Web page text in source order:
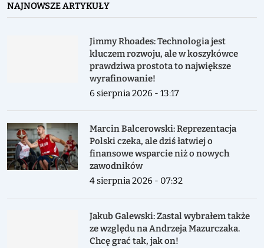
NAJNOWSZE ARTYKUŁY
Jimmy Rhoades: Technologia jest
kluczem rozwoju, ale w koszykówce
prawdziwa prostota to największe
wyrafinowanie!
6 sierpnia 2026 - 13:17
Marcin Balcerowski: Reprezentacja
Polski czeka, ale dziś łatwiej o
finansowe wsparcie niż o nowych
zawodników
4 sierpnia 2026 - 07:32
Jakub Galewski: Zastal wybrałem także
ze względu na Andrzeja Mazurczaka.
Chcę grać tak, jak on!